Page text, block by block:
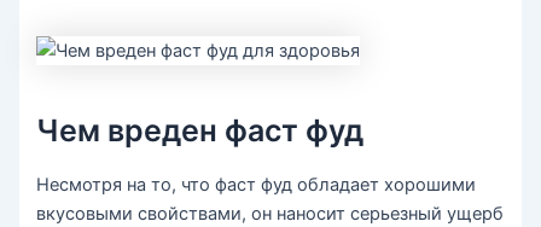
Чем вреден фаст фуд
Несмотря на то, что фаст фуд обладает хорошими
вкусовыми свойствами, он наносит серьезный ущерб